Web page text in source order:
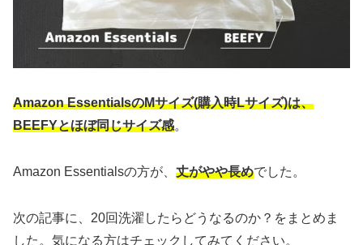
Amazon EssentialsのMサイズ(購入時Lサイズ)は、
BEEFYとほぼ同じサイズ感。
Amazon Essentialsの方が、 丈がやや長めでした。
次の記事に、20回洗濯したらどうなるのか？をまとめま
した。気になる方はチェックしてみてください。